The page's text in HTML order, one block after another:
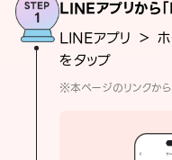
LINEアプリから
LINEアプリ ＞
をタップ
※本ページのリンクか